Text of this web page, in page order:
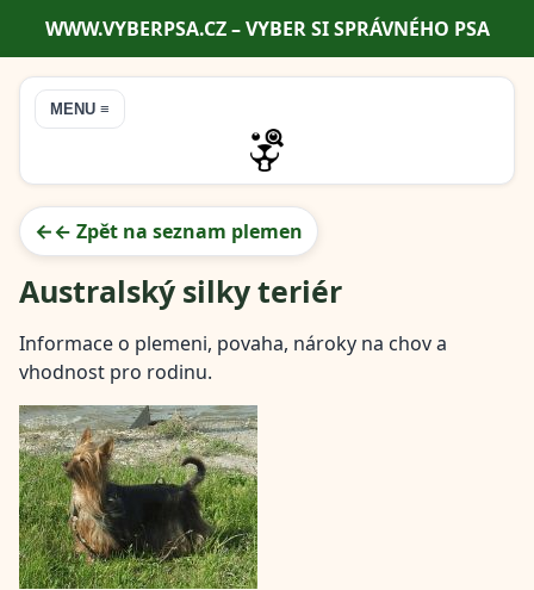
WWW.VYBERPSA.CZ – VYBER SI SPRÁVNÉHO PSA
MENU ≡
← Zpět na seznam plemen
Australský silky teriér
Informace o plemeni, povaha, nároky na chov a
vhodnost pro rodinu.